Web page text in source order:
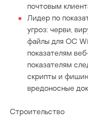
почтовым
Лидер по
угроз: черви,
файлы для ОС
показателям
показателям
скрипты и
вредоносные
Строительство